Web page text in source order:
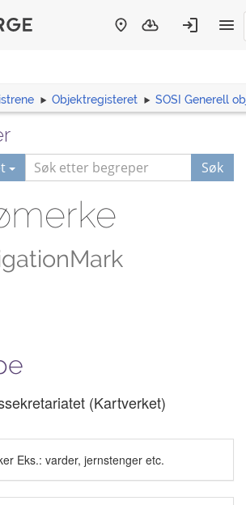
Objektregisteret SOSI Generell
Søk
(Kartverket)
Eks.: varder, jernstenger etc.